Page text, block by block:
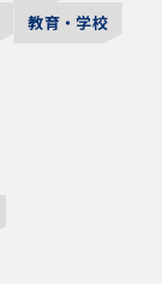
教育・学校